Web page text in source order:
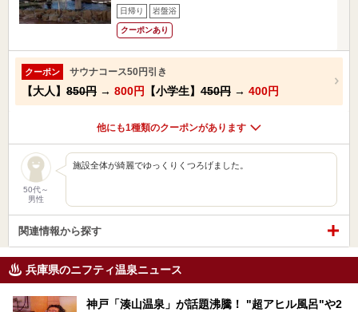
日帰り 岩盤浴
クーポンあり
クーポン サウナコース50円引き
【大人】 850円 → 800円 【小学生】 450円 → 400円
他にも1種類のクーポンがあります
50代～
男性
施設全体が綺麗でゆっくりくつろげました。
関連情報から探す
兵庫県のニフティ温泉ニュース
神戸「湊山温泉」が話題沸騰！ "超アヒル風呂"や2